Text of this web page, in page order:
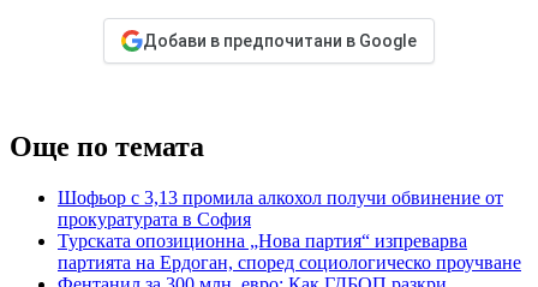
Добави в предпочитани в Google
Още по темата
Шофьор с 3,13 промила алкохол получи обвинение от
прокуратурата в София
Турската опозиционна „Нова партия“ изпреварва
партията на Ердоган, според социологическо проучване